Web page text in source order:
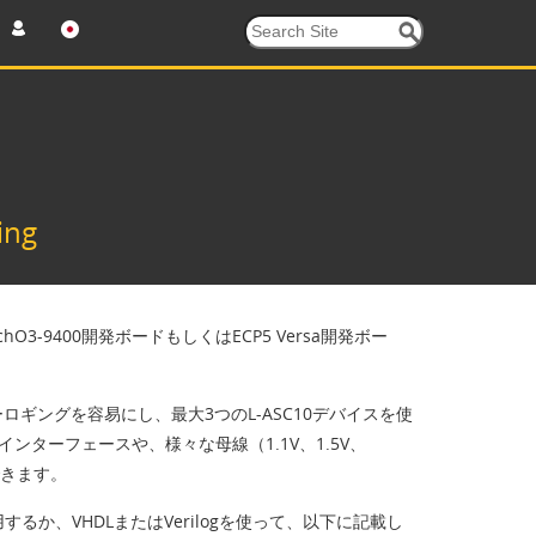
9400開発ボードもしくはECP5 Versa開発ボー
ギングを容易にし、最大3つのL-ASC10デバイスを使
ターフェースや、様々な母線（1.1V、1.5V、
ます。
るか、VHDLまたはVerilogを使って、以下に記載し